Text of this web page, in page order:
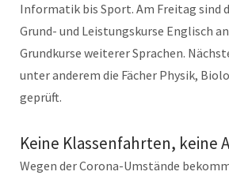
Informatik bis Sport. Am Freitag sind
Grund- und Leistungskurse Englisch
Grundkurse weiterer Sprachen.
unter anderem die Fächer Physik,
geprüft.
Keine Klassenfahrten, keine
Wegen der Corona-Umstände